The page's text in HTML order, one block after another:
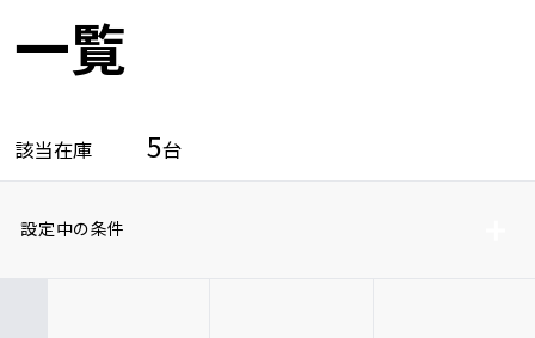
一覧
該当在庫 5台
設定中の条件